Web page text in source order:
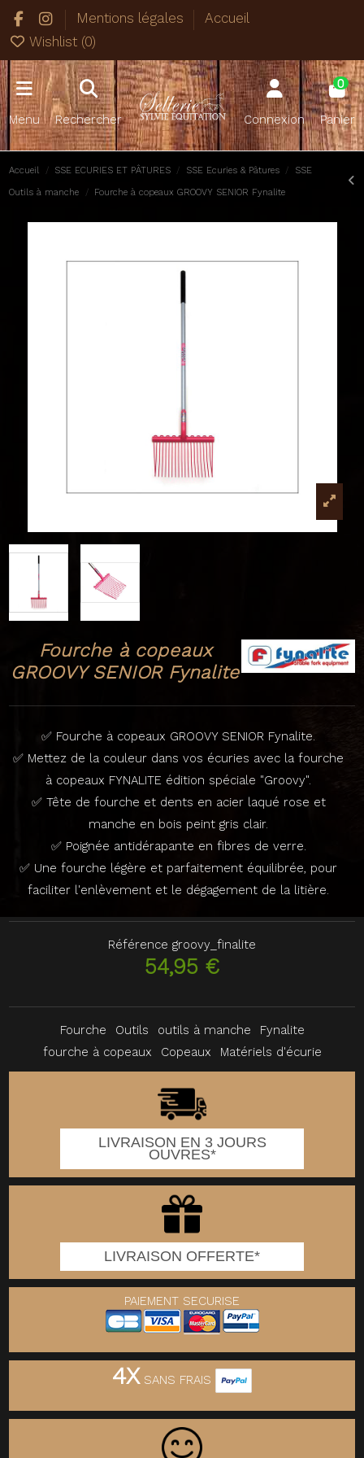
Mentions légales
Accueil
Wishlist (0)
Menu Rechercher Connexion
0
Panier
Accueil SSE ECURIES ET PÂTURES SSE Ecuries & Pâtures SSE
Outils à manche Fourche à copeaux GROOVY SENIOR Fynalite
Fourche à copeaux
GROOVY SENIOR Fynalite
✅ Fourche à copeaux GROOVY SENIOR Fynalite.
✅ Mettez de la couleur dans vos écuries avec la fourche
à copeaux FYNALITE édition spéciale "Groovy".
✅ Tête de fourche et dents en acier laqué rose et
manche en bois peint gris clair.
✅ Poignée antidérapante en fibres de verre.
✅ Une fourche légère et parfaitement équilibrée, pour
faciliter l'enlèvement et le dégagement de la litière.
Référence groovy_finalite
54,95 €
Fourche Outils outils à manche
Fynalite
fourche à copeaux
Copeaux Matériels d'écurie
LIVRAISON EN 3 JOURS
OUVRES*
LIVRAISON OFFERTE*
PAIEMENT SECURISE
4XSANS FRAIS